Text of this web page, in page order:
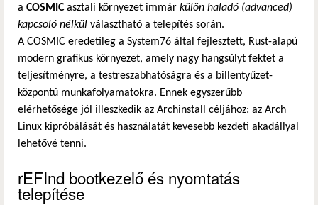
a COSMICasztali környezet immár külön haladó (advanced)
kapcsoló nélkül választható a telepítés során.
A COSMIC eredetileg a System76 által fejlesztett, Rust-alapú
modern grafikus környezet, amely nagy hangsúlyt fektet a
teljesítményre, a testreszabhatóságra és a billentyűzet-
központú munkafolyamatokra. Ennek egyszerűbb
elérhetősége jól illeszkedik az Archinstall céljához: az Arch
Linux kipróbálását és használatát kevesebb kezdeti akadállyal
lehetővé tenni.
rEFInd bootkezelő és nyomtatás
telepítése